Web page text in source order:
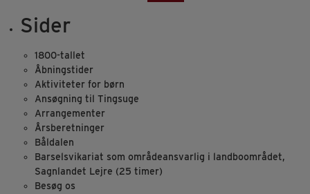
Sider
1800-tallet
Åbningstider
Aktiviteter for børn
Ansøgning til Tingsuge
Arrangementer
Årsberetninger
Båldalen
Barselsvikariat som områdeansvarlig i landboområdet,
Sagnlandet Lejre (25 timer)
Besøg os